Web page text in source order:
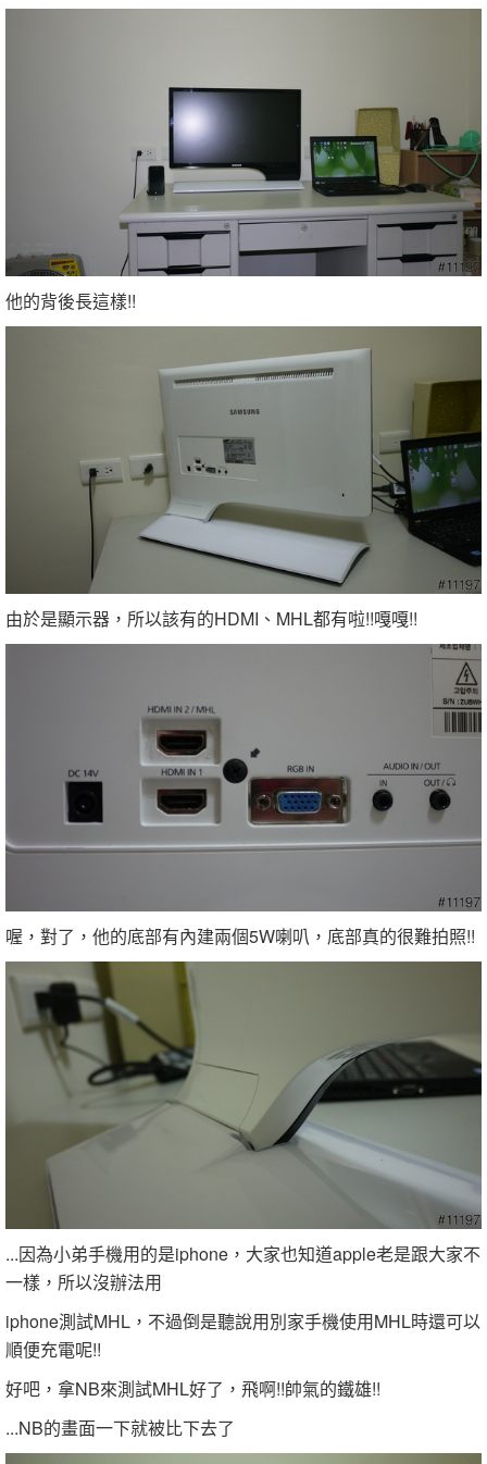
他的背後長這樣!!
由於是顯示器，所以該有的HDMI、MHL都有啦!!嘎嘎!!
喔，對了，他的底部有內建兩個5W喇叭，底部真的很難拍照!!
...因為小弟手機用的是iphone，大家也知道apple老是跟大家不
一樣，所以沒辦法用
iphone測試MHL，不過倒是聽說用別家手機使用MHL時還可以
順便充電呢!!
好吧，拿NB來測試MHL好了，飛啊!!帥氣的鐵雄!!
...NB的畫面一下就被比下去了